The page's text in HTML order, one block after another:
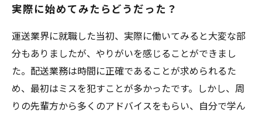
実際に始めてみたらどうだった？
運送業界に就職した当初、実際に働いてみると大変な部
分もありましたが、やりがいを感じることができまし
た。配送業務は時間に正確であることが求められるた
め、最初はミスを犯すことが多かったです。しかし、周
りの先輩方から多くのアドバイスをもらい、自分で学ん